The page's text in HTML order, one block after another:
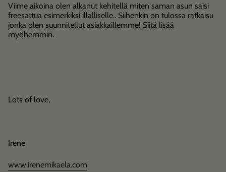
Viime aikoina olen alkanut kehitellä miten saman asun saisi
freesattua esimerkiksi illalliselle.. Siihenkin on tulossa ratkaisu
jonka olen suunnitellut asiakkaillemme! Siitä lisää
myöhemmin.
Lots of love,
Irene
www.irenemikaela.com